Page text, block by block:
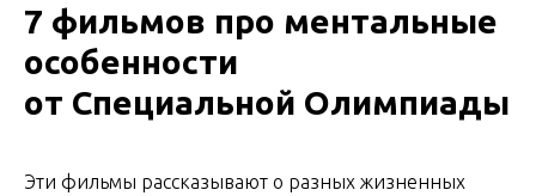
7 фильмов про ментальные
особенности
от Специальной Олимпиады
Эти фильмы рассказывают о разных жизненных